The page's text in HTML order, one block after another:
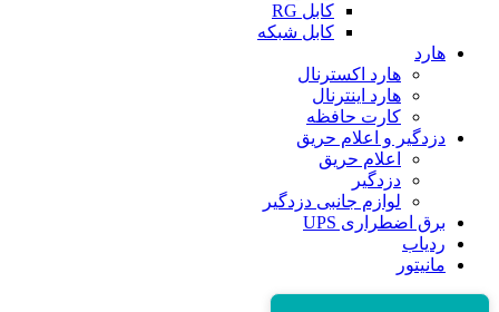
کابل RG
کابل شبکه
هارد
هارد اکسترنال
هارد اینترنال
کارت حافظه
دزدگیر و اعلام حریق
اعلام حریق
دزدگیر
لوازم جانبی دزدگیر
برق اضطراری UPS
ردیاب
مانیتور